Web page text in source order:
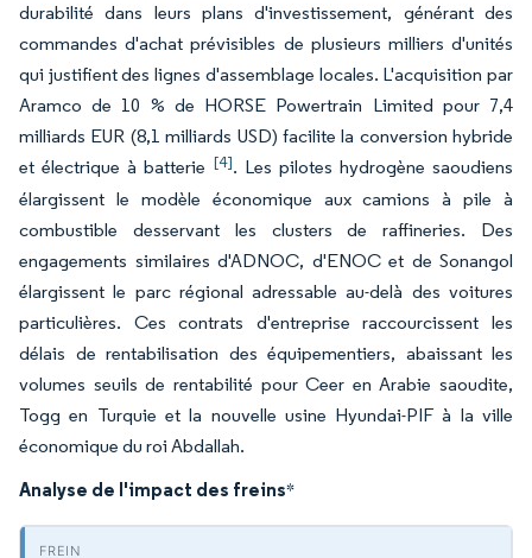
durabilité dans leurs plans d'investissement, générant des
commandes d'achat prévisibles de plusieurs milliers d'unités
qui justifient des lignes d'assemblage locales. L'acquisition par
Aramco de 10 % de HORSE Powertrain Limited pour 7,4
milliards EUR (8,1 milliards USD) facilite la conversion hybride
et électrique à batterie [4]. Les pilotes hydrogène saoudiens
élargissent le modèle économique aux camions à pile à
combustible desservant les clusters de raffineries. Des
engagements similaires d'ADNOC, d'ENOC et de Sonangol
élargissent le parc régional adressable au-delà des voitures
particulières. Ces contrats d'entreprise raccourcissent les
délais de rentabilisation des équipementiers, abaissant les
volumes seuils de rentabilité pour Ceer en Arabie saoudite,
Togg en Turquie et la nouvelle usine Hyundai-PIF à la ville
économique du roi Abdallah.
Analyse de l'impact des freins*